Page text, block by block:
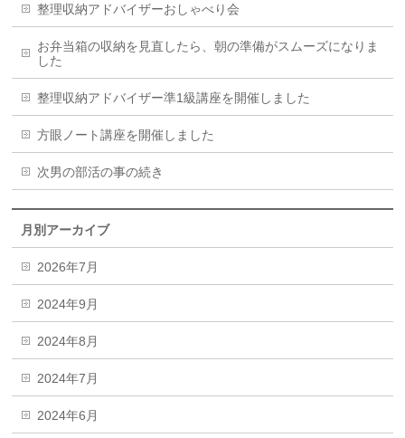
整理収納アドバイザーおしゃべり会
お弁当箱の収納を見直したら、朝の準備がスムーズになりま
した
整理収納アドバイザー準1級講座を開催しました
方眼ノート講座を開催しました
次男の部活の事の続き
月別アーカイブ
2026年7月
2024年9月
2024年8月
2024年7月
2024年6月